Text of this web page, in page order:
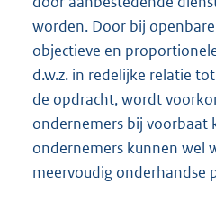
worden. Door bij
objectieve en
d.w.z. in redelijke relatie
de opdracht, wordt
ondernemers bij voorbaat
ondernemers kunnen wel
meervoudig onderhandse